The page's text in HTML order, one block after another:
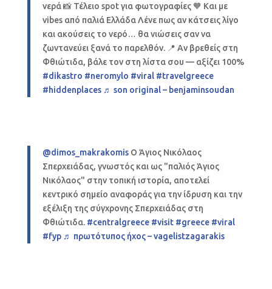
νερά 📸 Τέλειο spot για φωτογραφίες 🧡 Και με
vibes από παλιά Ελλάδα Λένε πως αν κάτσεις λίγο
και ακούσεις το νερό… θα νιώσεις σαν να
ζωντανεύει ξανά το παρελθόν. 📍 Αν βρεθείς στη
Φθιώτιδα, βάλε τον στη λίστα σου — αξίζει 100%
#dikastro #neromylo #viral #travelgreece
#hiddenplaces ♬ son original – benjaminsoudan
@dimos_makrakomisΟ Άγιος Νικόλαος
Σπερχειάδας, γνωστός και ως "παλιός Άγιος
Νικόλαος" στην τοπική ιστορία, αποτελεί
κεντρικό σημείο αναφοράς για την ίδρυση και την
εξέλιξη της σύγχρονης Σπερχειάδας στη
Φθιώτιδα. #centralgreece #visit #greece #viral
#fyp ♬ πρωτότυπος ήχος – vagelistzagarakis